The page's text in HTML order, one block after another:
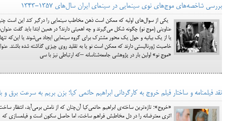
بررسی شاخصه‌های موج‌های نوی سینمایی در سینمای ایران سال‌های 1357-1343
یکی از سوال‌های اولیه که ممکن است ذهن مخاطب سینمایی را درگیر کند این است
عناوینی (موج نو) چگونه شکل می‌گیرند و چه اهمیتی دارند؟ در همین ابتدا باید گفت
یا از یک بیانیه و حول یک محور مشترک برای گروه سینمایی ایجاد می‌شوند یا این‌که تنها
خاصیت ژورنالیستی دارند که ممکن است نو یا به تقلید روی چیزی گذاشته شده باشند.
«موج نو» اولین بار در پژوهشی جامعه‌شناسانه –که ارتباطی نیز با سی
نقد فیلمنامه و ساختار فیلم خروج به کارگردانی ابراهیم حاتمی کیا؛ بزن بریم به سرعت برق و
«خروج»؛ تازه‌ترین ساخته‌ی ابراهیم حاتمی‌کیا آن‌چنان که از نامش برمی‌آید، انتظار
اثری معترضانه را در دل مخاطبش فراهم ساخت، اما حاصل سکون است و فیلمسازی که